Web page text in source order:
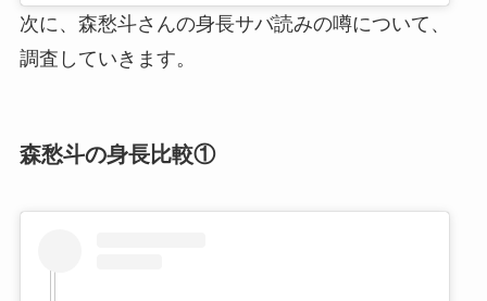
次に、森愁斗さんの身長サバ読みの噂について、
調査していきます。
森愁斗の身長比較①